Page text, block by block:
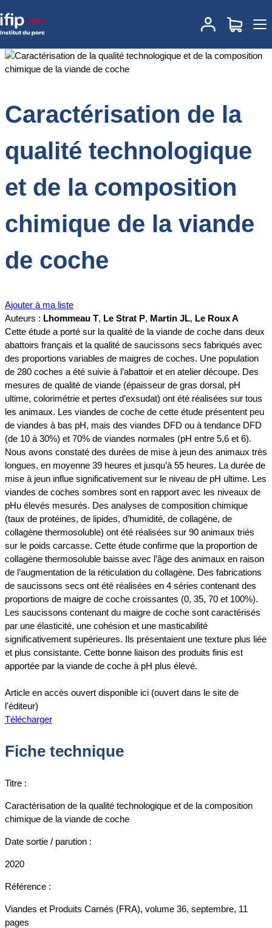
Accueil
Caractérisation de la qualité
technologique et de la composition chimique de la viande de
Caractérisation de la
qualité technologique
et de la composition
chimique de la viande
de coche
Ajouter à ma liste
Auteurs : Lhommeau T, Le Strat P, Martin JL, Le Roux A
Cette étude a porté sur la qualité de la viande de coche dans deux
abattoirs français et la qualité de saucissons secs fabriqués avec
des proportions variables de maigres de coches. Une population
de 280 coches a été suivie à l’abattoir et en atelier découpe. Des
mesures de qualité de viande (épaisseur de gras dorsal, pH
ultime, colorimétrie et pertes d’exsudat) ont été réalisées sur tous
les animaux. Les viandes de coche de cette étude présentent peu
de viandes à bas pH, mais des viandes DFD ou à tendance DFD
(de 10 à 30%) et 70% de viandes normales (pH entre 5,6 et 6).
Nous avons constaté des durées de mise à jeun des animaux très
longues, en moyenne 39 heures et jusqu’à 55 heures. La durée de
mise à jeun influe significativement sur le niveau de pH ultime. Les
viandes de coches sombres sont en rapport avec les niveaux de
pHu élevés mesurés. Des analyses de composition chimique
(taux de protéines, de lipides, d’humidité, de collagène, de
collagène thermosoluble) ont été réalisées sur 90 animaux triés
sur le poids carcasse. Cette étude confirme que la proportion de
collagène thermosoluble baisse avec l’âge des animaux en raison
de l’augmentation de la réticulation du collagène. Des fabrications
de saucissons secs ont été réalisées en 4 séries contenant des
proportions de maigre de coche croissantes (0, 35, 70 et 100%).
Les saucissons contenant du maigre de coche sont caractérisés
par une élasticité, une cohésion et une masticabilité
significativement supérieures. Ils présentaient une texture plus liée
et plus consistante. Cette bonne liaison des produits finis est
apportée par la viande de coche à pH plus élevé.
Article en accès ouvert disponible ici (ouvert dans le site de
l'éditeur)
Télécharger
Fiche technique
Titre :
Caractérisation de la qualité technologique et de la composition
chimique de la viande de coche
Date sortie / parution :
2020
Référence :
Viandes et Produits Carnés (FRA), volume 36, septembre, 11
pages